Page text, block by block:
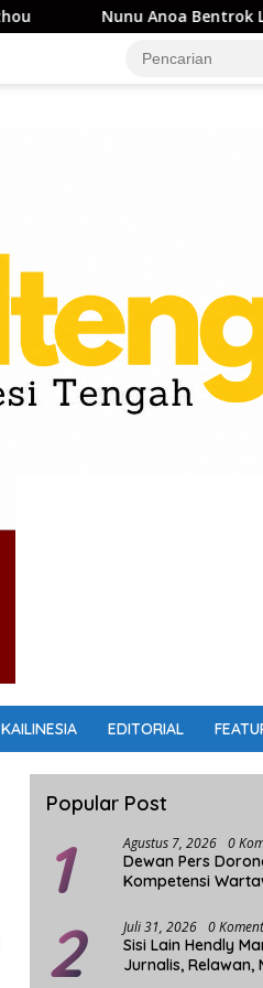
Nunu Anoa Bentrok Lagi,
KAILINESIA EDITORIAL
Popular Post
1 Agustus 7, 2026 0
Dewan Pers
Kompetensi
2 Juli 31, 2026 0
Sisi Lain Hendly
Jurnalis, Relawan,